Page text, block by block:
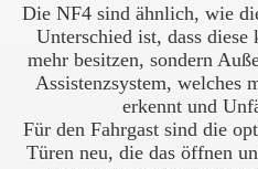
Die NF4 sind ähnlich, wie
Unterschied ist, dass diese
mehr besitzen, sondern
Assistenzsystem, welches
erkennt und
Für den Fahrgast sind die
Türen neu, die das öffnen